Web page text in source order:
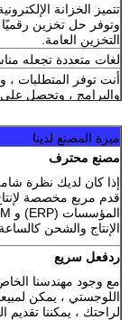
تتميز الخزانة
وتوفر حل تخزين رقميًا
التخزين العامة.
لغات متعددة تجعله
أنت توفر المتطلبات ،
والبرامج ، وتحصل على
ميزة المصنع لدينا
مصنع محترف
الإنتاج والشحن كالساعة.
ردفعل سريع
مع وجود مهندسنا
اللوجستي ، يمكن
لراحتك ، يمكننا